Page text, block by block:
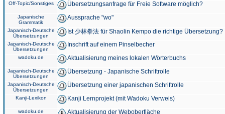
Off-Topic/Sonstiges Übersetzungsanfrage für Freie Software möglich?
Japanische
Grammatik
Aussprache "wo"
Japanisch-Deutsche
Übersetzungen
Ist 少林拳法 für Shaolin Kempo die richtige Übersetzung?
Japanisch-Deutsche
Übersetzungen
Inschrift auf einem Pinselbecher
wadoku.de Aktualisierung meines lokalen Wörterbuchs
Japanisch-Deutsche
Übersetzungen
Übersetzung - Japanische Schriftrolle
Japanisch-Deutsche
Übersetzungen
Übersetzung einer japanischen Schriftrolle
Kanji-Lexikon Kanji Lernprojekt (mit Wadoku Verweis)
wadoku.de Aktualisierung der Weboberfläche